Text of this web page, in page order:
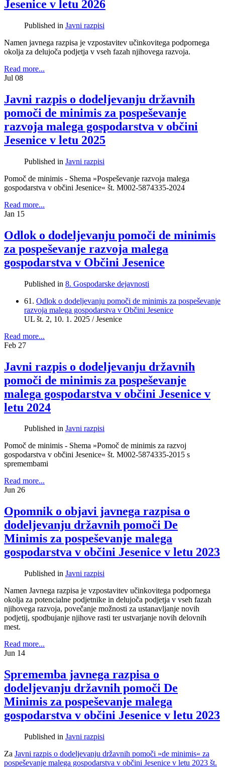
Jesenice v letu 2026
Published in Javni razpisi
Namen javnega razpisa je vzpostavitev učinkovitega podpornega
okolja za delujoča podjetja v vseh fazah njihovega razvoja.
Read more...
Jul 08
Javni razpis o dodeljevanju državnih
pomoči de minimis za pospeševanje
razvoja malega gospodarstva v občini
Jesenice v letu 2025
Published in Javni razpisi
Pomoč de minimis - Shema »Pospeševanje razvoja malega
gospodarstva v občini Jesenice« št. M002-5874335-2024
Read more...
Jan 15
Odlok o dodeljevanju pomoči de minimis
za pospeševanje razvoja malega
gospodarstva v Občini Jesenice
Published in 8. Gospodarske dejavnosti
61. Odlok o dodeljevanju pomoči de minimis za pospeševanje
razvoja malega gospodarstva v Občini Jesenice
UL št. 2, 10. 1. 2025 / Jesenice
Read more...
Feb 27
Javni razpis o dodeljevanju državnih
pomoči de minimis za pospeševanje
malega gospodarstva v občini Jesenice v
letu 2024
Published in Javni razpisi
Pomoč de minimis - Shema »Pomoč de minimis za razvoj
gospodarstva v občini Jesenice« št. M002-5874335-2015 s
spremembami
Read more...
Jun 26
Opomnik o objavi javnega razpisa o
dodeljevanju državnih pomoči De
Minimis za pospeševanje malega
gospodarstva v občini Jesenice v letu 2023
Published in Javni razpisi
Namen Javnega razpisa je vzpostavitev učinkovitega podpornega
okolja za potencialne podjetnike in delujoča podjetja v vseh fazah
njihovega razvoja, povečanje možnosti za ustanavljanje novih
podjetij, spodbujanje njihove rasti ter ustvarjanje novih delovnih
mest.
Read more...
Jun 14
Sprememba javnega razpisa o
dodeljevanju državnih pomoči De
Minimis za pospeševanje malega
gospodarstva v občini Jesenice v letu 2023
Published in Javni razpisi
Za Javni razpis o dodeljevanju državnih pomoči »de minimis« za
pospeševanje malega gospodarstva v občini Jesenice v letu 2023 št.